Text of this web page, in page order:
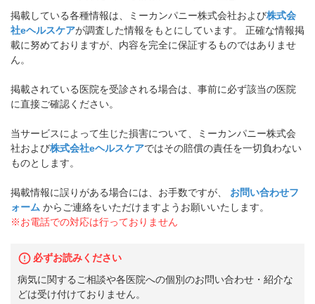
掲載している各種情報は、ミーカンパニー株式会社および株式会
社eヘルスケアが調査した情報をもとにしています。 正確な情報掲
載に努めておりますが、内容を完全に保証するものではありませ
ん。
掲載されている医院を受診される場合は、事前に必ず該当の医院
に直接ご確認ください。
当サービスによって生じた損害について、ミーカンパニー株式会
社および株式会社eヘルスケアではその賠償の責任を一切負わない
ものとします。
掲載情報に誤りがある場合には、お手数ですが、
お問い合わせフ
ォーム からご連絡をいただけますようお願いいたします。
※お電話での対応は行っておりません
必ずお読みください
病気に関するご相談や各医院への個別のお問い合わせ・紹介な
どは受け付けておりません。